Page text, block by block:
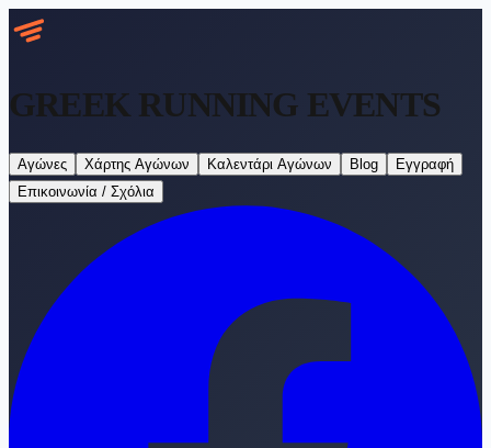
GREEK RUNNING EVENTS
Αγώνες Χάρτης Αγώνων Καλεντάρι Αγώνων Blog
Εγγραφή
Επικοινωνία / Σχόλια